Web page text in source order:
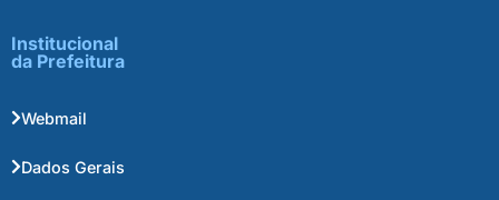
Institucional
da Prefeitura
Webmail
Dados Gerais